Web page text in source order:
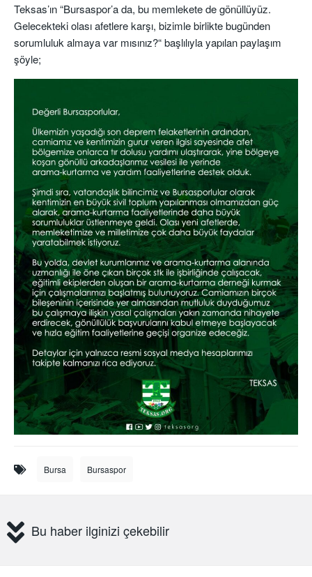
Teksas’ın “Bursaspor’a da, bu memlekete de gönüllüyüz.
Gelecekteki olası afetlere karşı, bizimle birlikte bugünden
sorumluluk almaya var mısınız?“ başlılıyla yapılan paylaşım
şöyle;
Bursa Bursaspor
Bu haber ilginizi çekebilir